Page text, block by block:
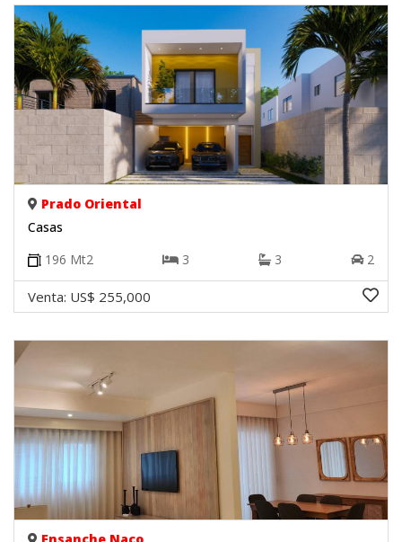
Prado Oriental
Casas
196 Mt2 3 3 2
Venta: US$ 255,000
Ensanche Naco